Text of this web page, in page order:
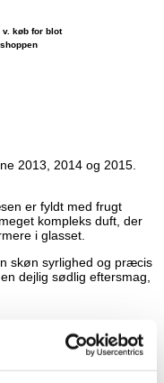
køb for blot
2013, 2014 og 2015.
er fyldt med frugt
kompleks duft, der
i glasset.
skøn syrlighed og præcis
dejlig sødlig eftersmag,
ligger Caillez-Lemarie i
røde druer. Det er i
ansvarlig for huset, og